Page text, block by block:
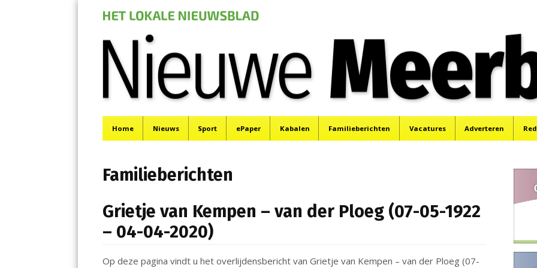
Menu
Home Nieuws Sport ePaper Kabalen Familieberichten Vacatures Adverteren
Familieberichten
Grietje van Kempen – van der Ploeg (07-05-1922
– 04-04-2020)
Op deze pagina vindt u het overlijdensbericht van Grietje van Kempen – van der Ploeg (07-